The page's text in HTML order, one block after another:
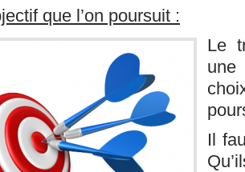
que l’on poursuit :
Le
Il